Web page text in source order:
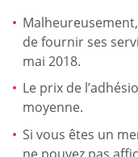
de fournir ses
mai 2018.
Le prix de
moyenne.
Si vous êtes un